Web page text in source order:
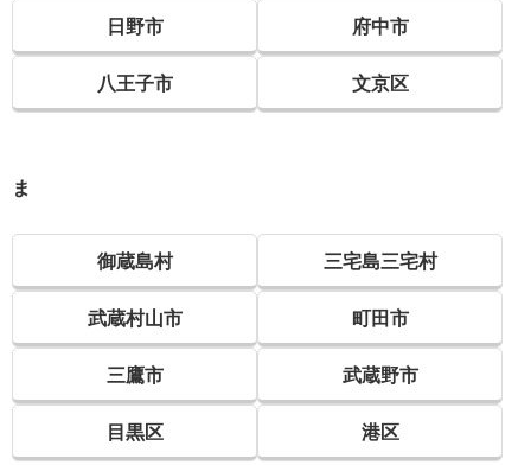
日野市 府中市
八王子市 文京区
ま
御蔵島村 三宅島三宅村
武蔵村山市 町田市
三鷹市 武蔵野市
目黒区 港区